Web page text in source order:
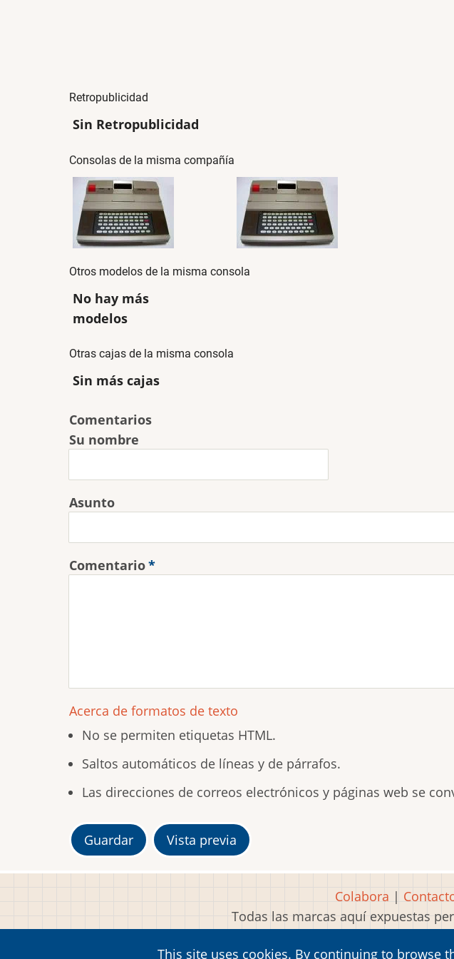
Retropublicidad
Sin Retropublicidad
Consolas de la misma compañía
Otros modelos de la misma consola
No hay más
modelos
Otras cajas de la misma consola
Sin más cajas
Comentarios
Su nombre
Asunto
Comentario
Acerca de formatos de texto
No se permiten etiquetas HTML.
Saltos automáticos de líneas y de párrafos.
Las direcciones de correos electrónicos y páginas web se
Colabora |
Todas las marcas aquí expuestas
This site uses cookies. By continuing to browse